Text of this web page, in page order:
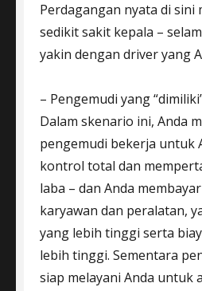
Perdagangan nyata di sini
sedikit sakit kepala –
yakin dengan driver yang
– Pengemudi yang
Dalam skenario ini, Anda
pengemudi bekerja untuk
kontrol total dan
laba – dan Anda
karyawan dan peralatan,
yang lebih tinggi serta
lebih tinggi. Sementara
siap melayani Anda untuk